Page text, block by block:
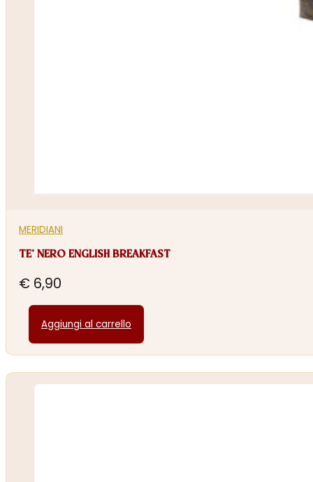
MERIDIANI
TE’ NERO ENGLISH BREAKFAST
€ 6,90
Aggiungi al carrello